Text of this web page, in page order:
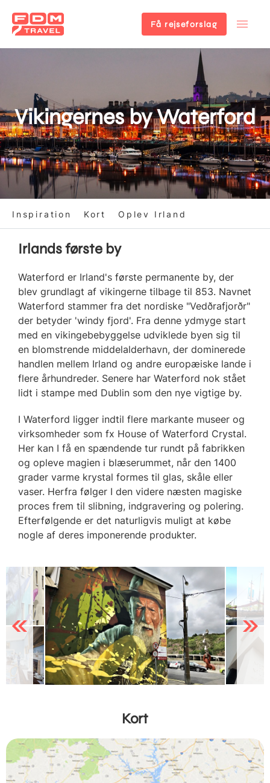
Få rejseforslag
Vikingernes by Waterford
Inspiration Kort Oplev Irland
Irlands første by
Waterford er Irland's første permanente by, der
blev grundlagt af vikingerne tilbage til 853. Navnet
Waterford stammer fra det nordiske "Vedðrafjorðr"
der betyder 'windy fjord'. Fra denne ydmyge start
med en vikingebebyggelse udviklede byen sig til
en blomstrende middelalderhavn, der dominerede
handlen mellem Irland og andre europæiske lande i
flere århundreder. Senere har Waterford nok stået
lidt i stampe med Dublin som den nye vigtige by.
I Waterford ligger indtil flere markante museer og
virksomheder som fx House of Waterford Crystal.
Her kan I få en spændende tur rundt på fabrikken
og opleve magien i blæserummet, når den 1400
grader varme krystal formes til glas, skåle eller
vaser. Herfra følger I den videre næsten magiske
proces frem til slibning, indgravering og polering.
Efterfølgende er det naturligvis muligt at købe
nogle af deres imponerende produkter.
Previous Next
Kort